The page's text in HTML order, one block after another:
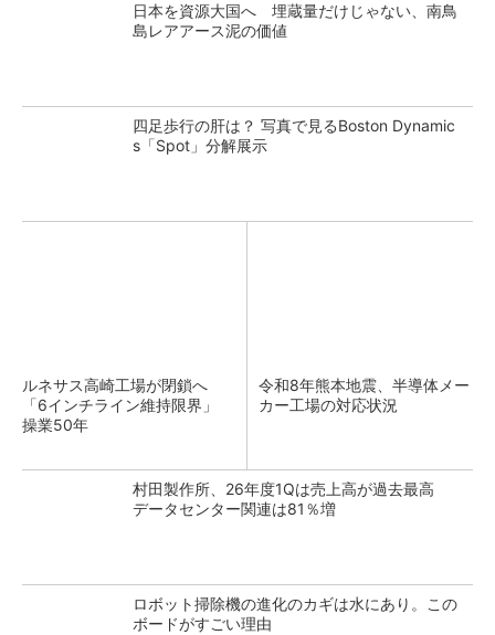
日本を資源大国へ 埋蔵量だけじゃない、南鳥
島レアアース泥の価値
四足歩行の肝は？ 写真で見るBoston Dynamic
s「Spot」分解展示
ルネサス高崎工場が閉鎖へ
「6インチライン維持限界」
操業50年
令和8年熊本地震、半導体メー
カー工場の対応状況
村田製作所、26年度1Qは売上高が過去最高
データセンター関連は81％増
ロボット掃除機の進化のカギは水にあり。この
ボードがすごい理由